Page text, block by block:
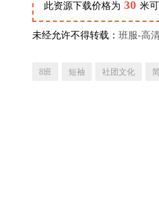
此资源下载价格为 30 米
未经允许不得转载： 班服-高
8班 短袖 社团文化